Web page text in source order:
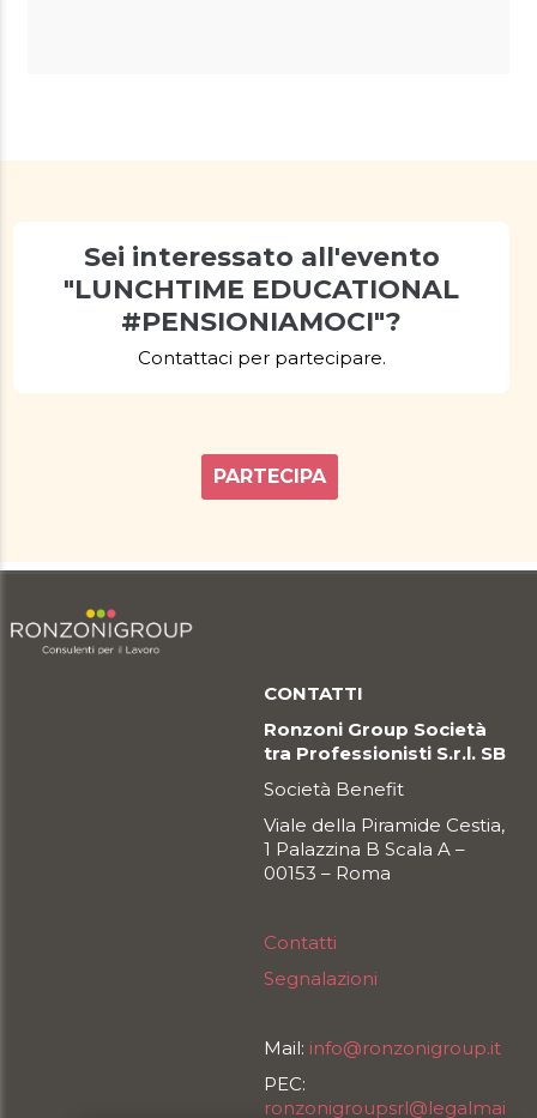
Sei interessato all'evento
"LUNCHTIME EDUCATIONAL
#PENSIONIAMOCI"?
Contattaci per partecipare.
PARTECIPA
CONTATTI
Ronzoni Group Società
tra Professionisti S.r.l. SB
Società Benefit
Viale della Piramide Cestia,
1 Palazzina B Scala A –
00153 – Roma
Contatti
Segnalazioni
Mail: info@ronzonigroup.it
PEC:
ronzonigroupsrl@legalmai